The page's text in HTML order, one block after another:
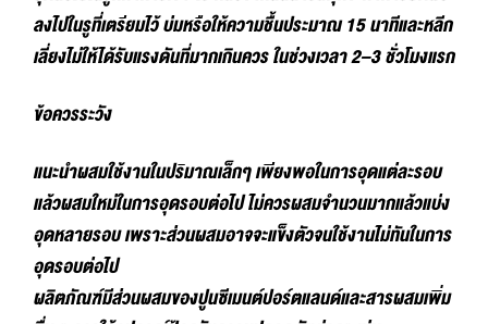
ลงไปในรูที่เตรียมไว้ บ่มหรือให้ความชื้นประมาณ 15 นาทีและหลีก
เลี่ยงไม่ให้ได้รับแรงดันที่มากเกินควร ในช่วงเวลา 2–3 ชั่วโมงแรก
ข้อควรระวัง
แนะนำผสมใช้งานในปริมาณเล็กๆ เพียงพอในการอุดแต่ละรอบ
แล้วผสมใหม่ในการอุดรอบต่อไป ไม่ควรผสมจำนวนมากแล้วแบ่ง
อุดหลายรอบ เพราะส่วนผสมอาจจะแข็งตัวจนใช้งานไม่ทันในการ
อุดรอบต่อไป
ผลิตภัณฑ์มีส่วนผสมของปูนซีเมนต์ปอร์ตแลนด์และสารผสมเพิ่ม